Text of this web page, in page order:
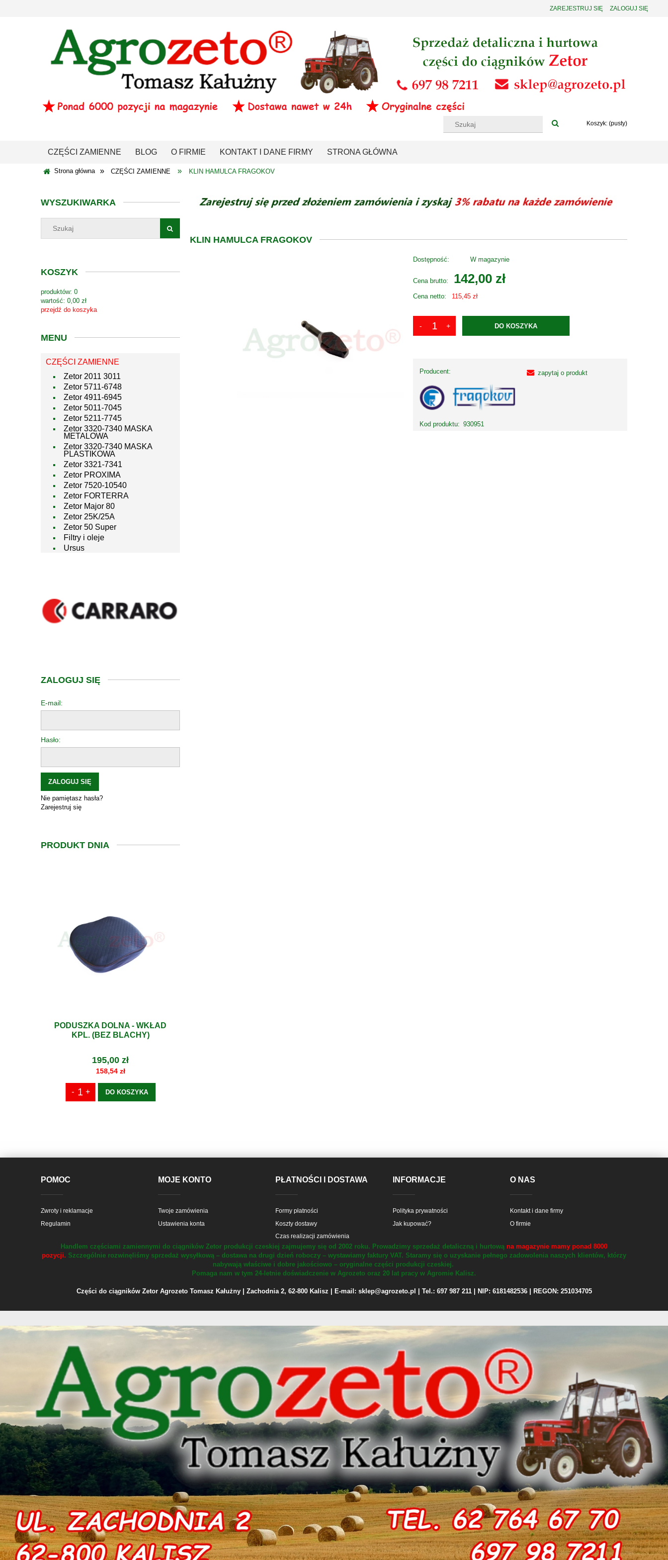
ZAREJESTRUJ SIĘ ZALOGUJ SIĘ
Koszyk: (pusty)
CZĘŚCI ZAMIENNE BLOG O FIRMIE KONTAKT I DANE FIRMY STRONA GŁÓWNA
Strona główna » CZĘŚCI ZAMIENNE » KLIN HAMULCA FRAGOKOV
WYSZUKIWARKA
KOSZYK
produktów: 0
wartość: 0,00 zł
przejdź do koszyka
MENU
CZĘŚCI ZAMIENNE
Zetor 2011 3011
Zetor 5711-6748
Zetor 4911-6945
Zetor 5011-7045
Zetor 5211-7745
Zetor 3320-7340 MASKA
METALOWA
Zetor 3320-7340 MASKA
PLASTIKOWA
Zetor 3321-7341
Zetor PROXIMA
Zetor 7520-10540
Zetor FORTERRA
Zetor Major 80
Zetor 25K/25A
Zetor 50 Super
Filtry i oleje
Ursus
ZALOGUJ SIĘ
E-mail:
Hasło:
ZALOGUJ SIĘ
Nie pamiętasz hasła?
Zarejestruj się
PRODUKT DNIA
PODUSZKA DOLNA - WKŁAD
KPL. (BEZ BLACHY)
195,00 zł
158,54 zł
DO KOSZYKA
KLIN HAMULCA FRAGOKOV
Dostępność: W magazynie
Cena brutto: 142,00 zł
Cena netto: 115,45 zł
DO KOSZYKA
Producent:
Kod produktu: 930951
zapytaj o produkt
POMOC
Zwroty i reklamacje
Regulamin
MOJE KONTO
Twoje zamówienia
Ustawienia konta
PŁATNOŚCI I DOSTAWA
Formy płatności
Koszty dostawy
Czas realizacji zamówienia
INFORMACJE
Polityka prywatności
Jak kupować?
O NAS
Kontakt i dane firmy
O firmie
Handlem częściami zamiennymi do ciągników Zetor produkcji czeskiej zajmujemy się od 2002 roku. Prowadzimy sprzedaż detaliczną i hurtową na magazynie mamy ponad 8000
pozycji. Szczególnie rozwinęliśmy sprzedaż wysyłkową – dostawa na drugi dzień roboczy – wystawiamy faktury VAT. Staramy się o uzyskanie pełnego zadowolenia naszych klientów, którzy
nabywają właściwe i dobre jakościowo – oryginalne części produkcji czeskiej.
Pomaga nam w tym 24-letnie doświadczenie w Agrozeto oraz 20 lat pracy w Agromie Kalisz.
Części do ciągników Zetor Agrozeto Tomasz Kałużny | Zachodnia 2, 62-800 Kalisz | E-mail: sklep@agrozeto.pl | Tel.: 697 987 211 | NIP: 6181482536 | REGON: 251034705